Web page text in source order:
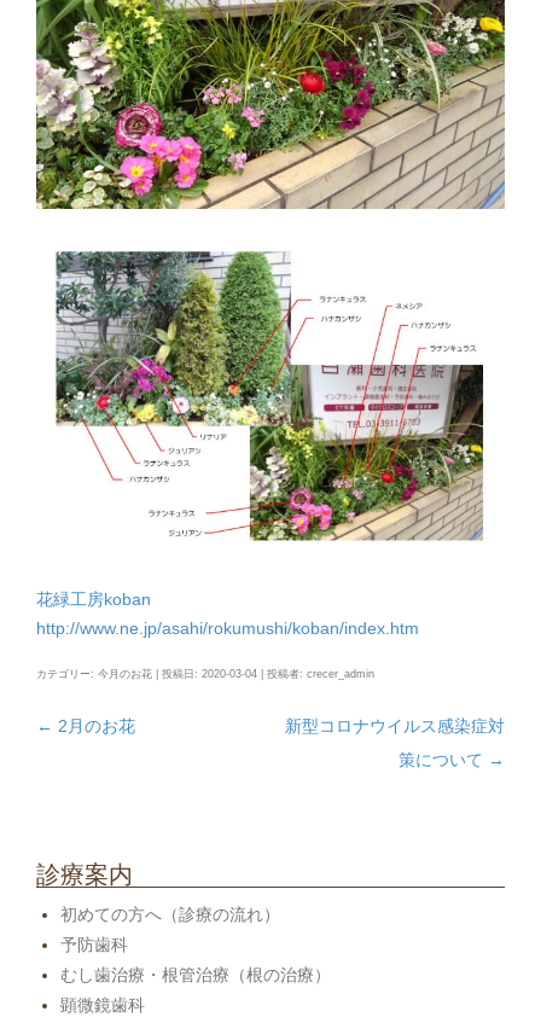
花緑工房koban
http://www.ne.jp/asahi/rokumushi/koban/index.htm
カテゴリー: 今月のお花 | 投稿日: 2020-03-04 投稿者: crecer_admin
ゲ
ー
シ
ョ
ン
← 2月のお花
新型コロナウイルス感染症対
策について →
診療案内
初めての方へ（診療の流れ）
予防歯科
むし歯治療・根管治療（根の治療）
顕微鏡歯科